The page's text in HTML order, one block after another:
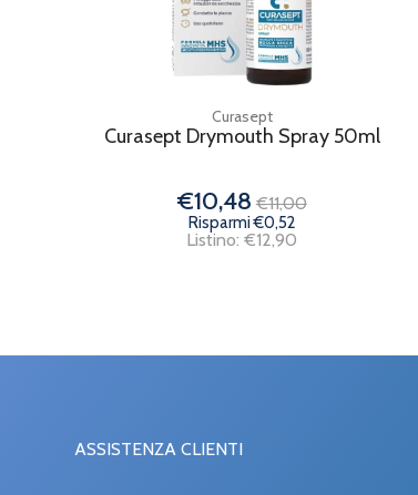
Curasept
Curasept Drymouth Spray 50ml
€10,48 €11,00
Risparmi €0,52
Listino: €12,90
ASSISTENZA CLIENTI